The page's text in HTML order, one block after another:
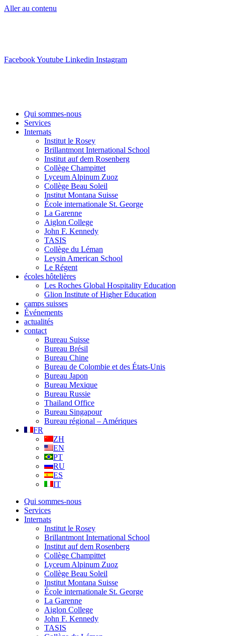
Aller au contenu
FacebookYoutube Linkedin Instagram
Qui sommes-nous
Services
Internats
Institut le Rosey
Brillantmont International School
Institut auf dem Rosenberg
Collège Champittet
Lyceum Alpinum Zuoz
Collège Beau Soleil
Institut Montana Suisse
École internationale St. George
La Garenne
Aiglon College
John F. Kennedy
TASIS
Collège du Léman
Leysin American School
Le Régent
écoles hôtelières
Les Roches Global Hospitality Education
Glion Institute of Higher Education
camps suisses
Événements
actualités
contact
Bureau Suisse
Bureau Brésil
Bureau Chine
Bureau de Colombie et des États-Unis
Bureau Japon
Bureau Mexique
Bureau Russie
Thailand Office
Bureau Singapour
Bureau régional – Amériques
FR
ZH
EN
PT
RU
ES
IT
Qui sommes-nous
Services
Internats
Institut le Rosey
Brillantmont International School
Institut auf dem Rosenberg
Collège Champittet
Lyceum Alpinum Zuoz
Collège Beau Soleil
Institut Montana Suisse
École internationale St. George
La Garenne
Aiglon College
John F. Kennedy
TASIS